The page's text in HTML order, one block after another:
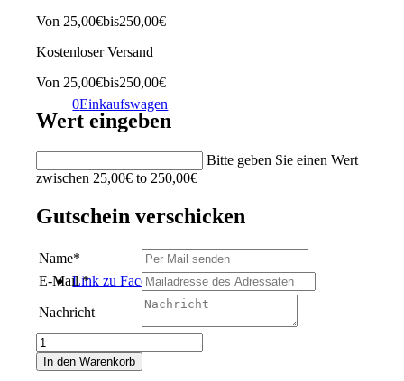
0Einkaufswagen
Link zu Facebook
Von 25,00€bis250,00€
Kostenloser Versand
Von 25,00€bis250,00€
Wert eingeben
Bitte geben Sie einen Wert
zwischen 25,00€ to 250,00€
Gutschein verschicken
Name*
E-Mail*
Nachricht
Gutschein
Motiv
3
In den Warenkorb